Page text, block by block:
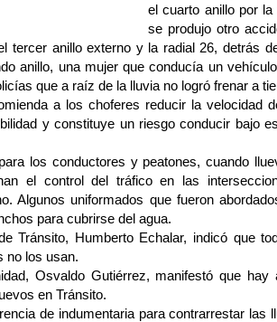
el cuarto anillo por
se produjo otro
tercer anillo externo y la radial 26, detrás
anillo, una mujer que conducía un
que a raíz de la lluvia no logró frenar a
a los choferes reducir la velocidad
y constituye un riesgo conducir bajo
los conductores y peatones, cuando
el control del tráfico en las
Algunos uniformados que fueron
para cubrirse del agua.
Tránsito, Humberto Echalar, indicó que
no los usan.
Osvaldo Gutiérrez, manifestó que hay
en Tránsito.
de indumentaria para contrarrestar las